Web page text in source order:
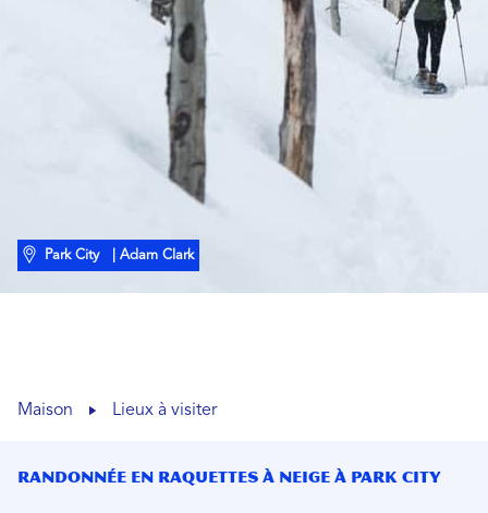
Park City | Adam Clark
Maison Lieux à visiter
Randonnée en raquettes à neige à Park City